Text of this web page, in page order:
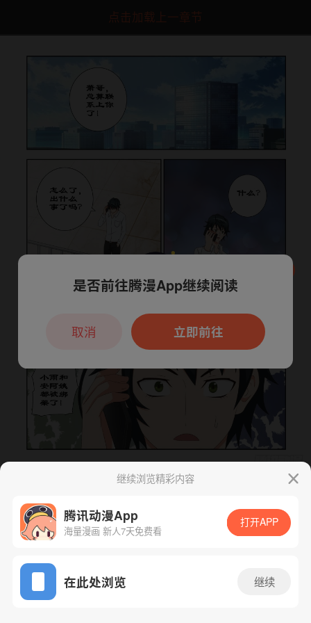
点击加载上一章节
App免费看
下一话 腾漫App免费看
继续浏览精彩内容
腾讯动漫App
海量漫画 新人7天免费看
打开APP
在此处浏览 继续
本章节仅支持App阅读，可打开App新用
户7天免费看
是否前往腾漫App继续阅读
立即前往
取消